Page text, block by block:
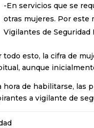
-En servicios que se
otras mujeres. Por
Vigilantes de
todo esto, la cifra de
aunque
hora de habilitarse, las
a vigilante de